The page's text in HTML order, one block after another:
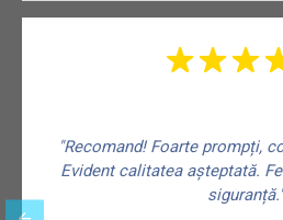
"Recomand! Foarte prompți,
Evident calitatea așteptată.
siguranță."